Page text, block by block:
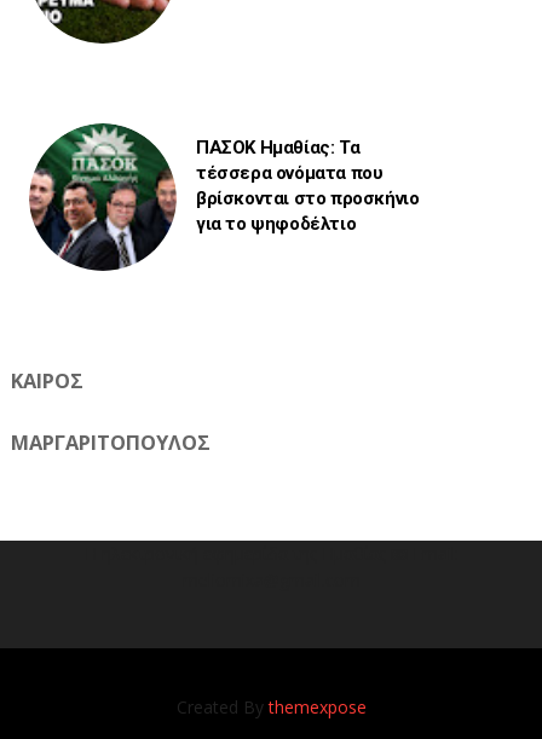
ΠΑΣΟΚ Ημαθίας: Τα
τέσσερα ονόματα που
βρίσκονται στο προσκήνιο
για το ψηφοδέλτιο
ΚΑΙΡΟΣ
ΜΑΡΓΑΡΙΤΟΠΟΥΛΟΣ
Created Bythemexpose